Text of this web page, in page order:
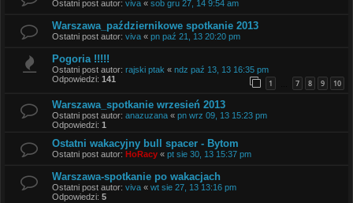
Ostatni post autor: viva « sob gru 27, 14 9:54 am
Warszawa_październikowe spotkanie 2013
Ostatni post autor: viva « pn paź 21, 13 20:20 pm
Pogoria !!!!!
Ostatni post autor: rajski ptak « ndz paź 13, 13 16:35 pm
Odpowiedzi: 141 1 7 8 9 10
Warszawa_spotkanie wrzesień 2013
Ostatni post autor: anazuzana « pn wrz 09, 13 15:23 pm
Odpowiedzi: 1
Ostatni wakacyjny bull spacer - Bytom
Ostatni post autor: HoRacy « pt sie 30, 13 15:37 pm
Warszawa-spotkanie po wakacjach
Ostatni post autor: viva « wt sie 27, 13 13:16 pm
Odpowiedzi: 5